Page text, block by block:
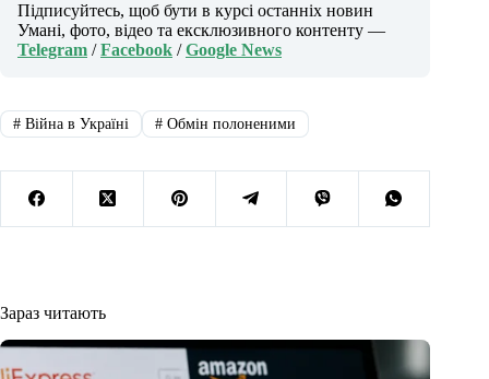
Підписуйтесь, щоб бути в курсі останніх новин
Умані, фото, відео та ексклюзивного контенту —
Telegram /Facebook /Google News
#Війна в Україні #Обмін полоненими
Зараз читають